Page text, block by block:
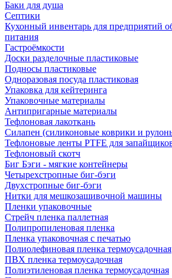
Баки для душа
Септики
Кухонный инвентарь для предприятий
питания
Гастроёмкости
Доски разделочные пластиковые
Подносы пластиковые
Одноразовая посуда пластиковая
Упаковка для кейтеринга
Упаковочные материалы
Антипригарные материалы
Тефлоновая лакоткань
Силапен (силиконовые коврики и
Тефлоновые ленты PTFE для
Тефлоновый скотч
Биг Бэги - мягкие контейнеры
Четырехстропные биг-бэги
Двухстропные биг-бэги
Нитки для мешкозашивочной машины
Пленки упаковочные
Стрейч пленка паллетная
Полипропиленовая пленка
Пленка упаковочная с печатью
Полиолефиновая пленка термоусадочная
ПВХ пленка термоусадочная
Полиэтиленовая пленка термоусадочная